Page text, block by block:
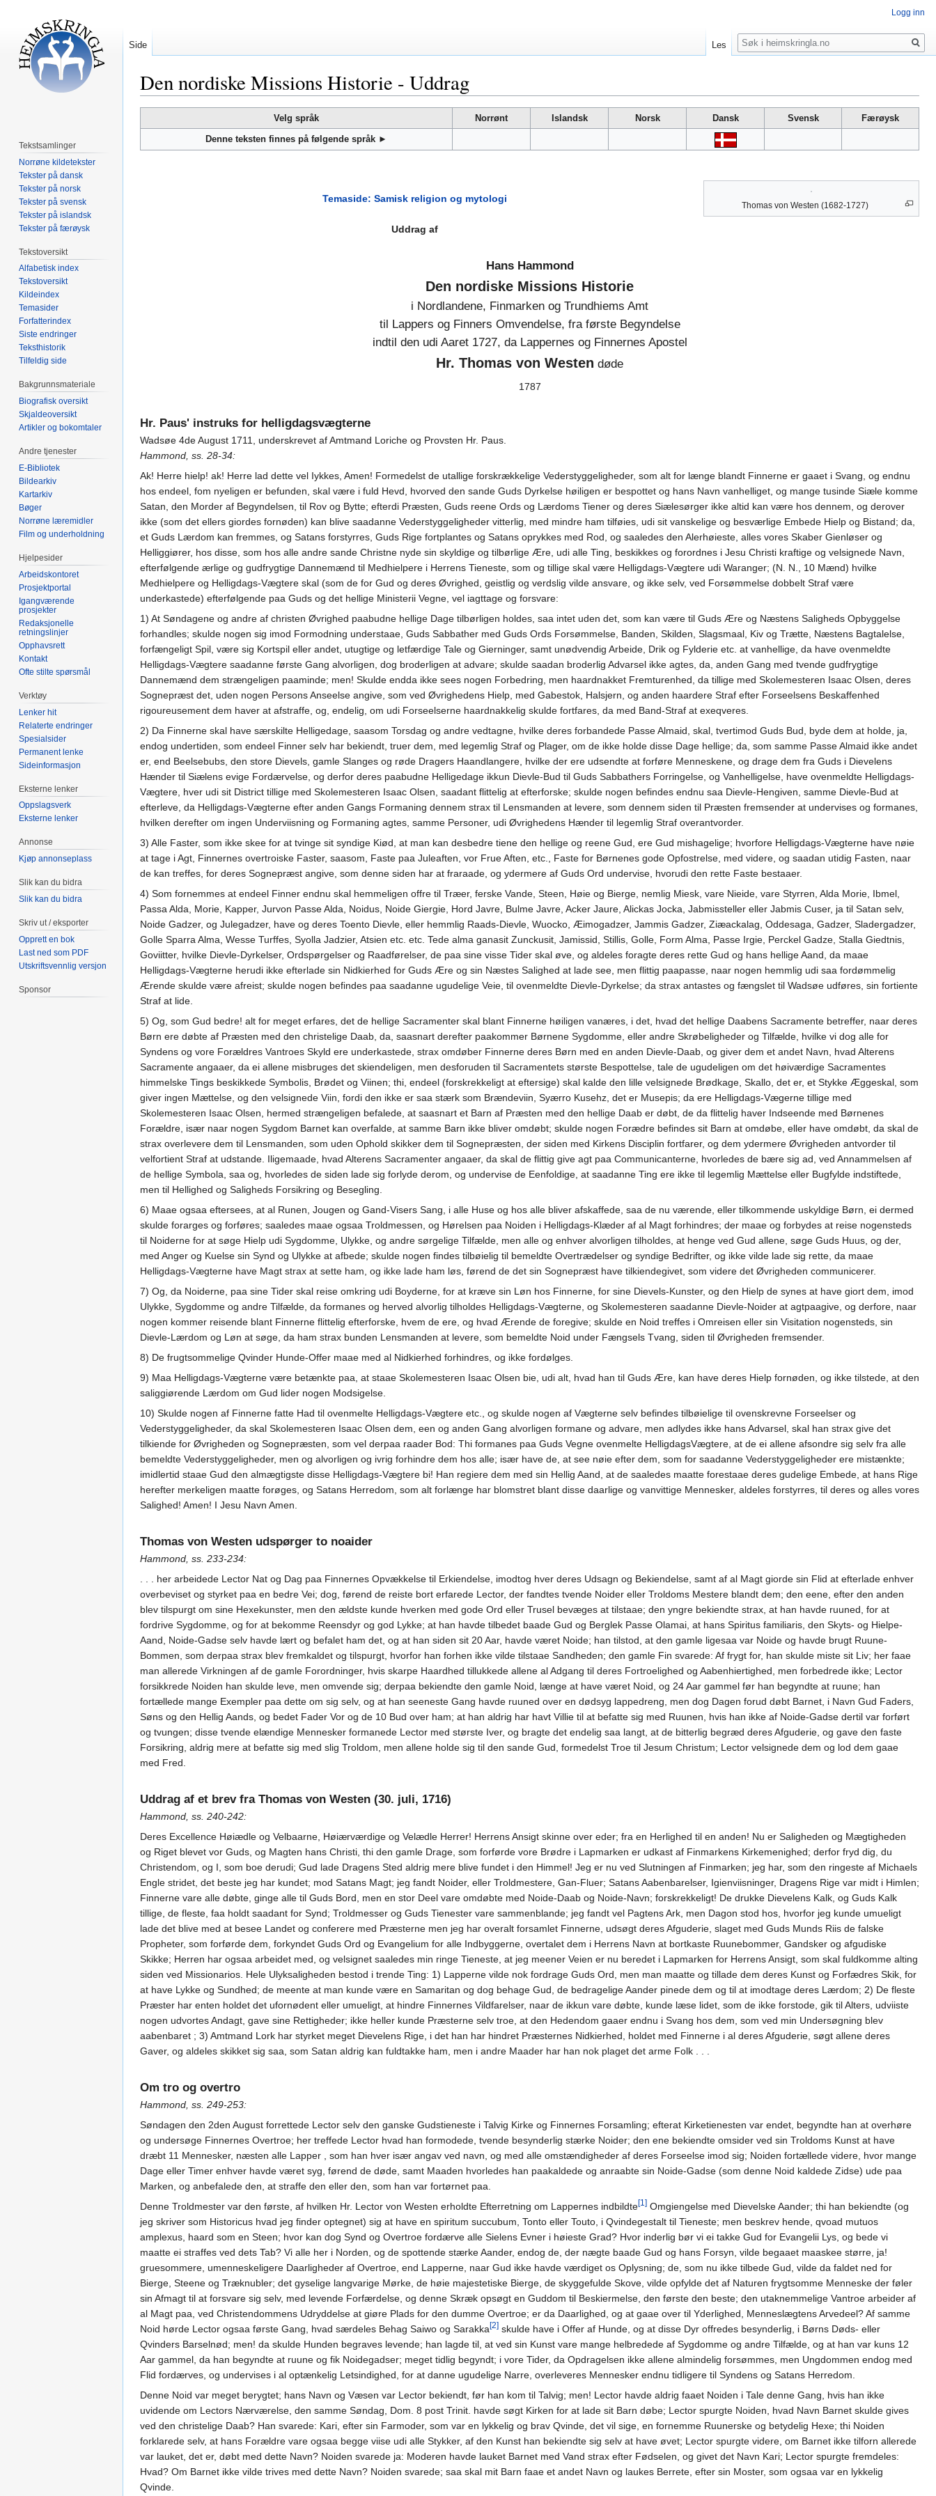
Den nordiske Missions Historie - Uddrag
til
til
Velg språk Norrønt Islandsk Norsk Dansk Svensk
Færøysk
Denne teksten finnes på følgende språk ►
Thomas von Westen (1682-1727)
Temaside: Samisk religion og mytologi
Uddrag af
Hans Hammond
Den nordiske Missions Historie
i Nordlandene, Finmarken og Trundhiems Amt
til Lappers og Finners Omvendelse, fra første Begyndelse
indtil den udi Aaret 1727, da Lappernes og Finnernes Apostel
Hr. Thomas von Westen døde
1787
Hr. Paus' instruks for helligdagsvægterne
Wadsøe 4de August 1711, underskrevet af Amtmand Loriche og Provsten Hr. Paus.
Hammond, ss. 28-34:
Ak! Herre hielp! ak! Herre lad dette vel Iykkes, Amen! Formedelst de utallige forskrækkelige Vederstyggeligheder, som alt for længe blandt Finnerne er gaaet i Svang, og endnu
hos endeel, fom nyeligen er befunden, skal være i fuld Hevd, hvorved den sande Guds Dyrkelse høiligen er bespottet og hans Navn vanhelliget, og mange tusinde Siæle komme
Satan, den Morder af Begyndelsen, til Rov og Bytte; efterdi Præsten, Guds reene Ords og Lærdoms Tiener og deres Siælesørger ikke altid kan være hos dennem, og derover
ikke (som det ellers giordes fornøden) kan blive saadanne Vederstyggeligheder vitterlig, med mindre ham tilføies, udi sit vanskelige og besværlige Embede Hielp og Bistand; da,
et Guds Lærdom kan fremmes, og Satans forstyrres, Guds Rige fortplantes og Satans oprykkes med Rod, og saaledes den Alerhøieste, alles vores Skaber Gienløser og
Helliggiører, hos disse, som hos alle andre sande Christne nyde sin skyldige og tilbørlige Ære, udi alle Ting, beskikkes og forordnes i Jesu Christi kraftige og velsignede Navn,
efterfølgende ærlige og gudfrygtige Dannemænd til Medhielpere i Herrens Tieneste, som og tillige skal være Helligdags-Vægtere udi Waranger; (N. N., 10 Mænd) hvilke
Medhielpere og Helligdags-Vægtere skal (som de for Gud og deres Øvrighed, geistlig og verdslig vilde ansvare, og ikke selv, ved Forsømmelse dobbelt Straf være
underkastede) efterfølgende paa Guds og det hellige Ministerii Vegne, vel iagttage og forsvare:
1) At Søndagene og andre af christen Øvrighed paabudne hellige Dage tilbørligen holdes, saa intet uden det, som kan være til Guds Ære og Næstens Saligheds Opbyggelse
forhandles; skulde nogen sig imod Formodning understaae, Guds Sabbather med Guds Ords Forsømmelse, Banden, Skilden, Slagsmaal, Kiv og Trætte, Næstens Bagtalelse,
forfængeligt Spil, være sig Kortspil eller andet, utugtige og letfærdige Tale og Gierninger, samt unødvendig Arbeide, Drik og Fylderie etc. at vanhellige, da have ovenmeldte
Helligdags-Vægtere saadanne første Gang alvorligen, dog broderligen at advare; skulde saadan broderlig Advarsel ikke agtes, da, anden Gang med tvende gudfrygtige
Dannemænd dem strængeligen paaminde; men! Skulde endda ikke sees nogen Forbedring, men haardnakket Fremturenhed, da tillige med Skolemesteren Isaac Olsen, deres
Sognepræst det, uden nogen Persons Anseelse angive, som ved Øvrighedens Hielp, med Gabestok, Halsjern, og anden haardere Straf efter Forseelsens Beskaffenhed
rigoureusement dem haver at afstraffe, og, endelig, om udi Forseelserne haardnakkelig skulde fortfares, da med Band-Straf at exeqveres.
2) Da Finnerne skal have særskilte Helligedage, saasom Torsdag og andre vedtagne, hvilke deres forbandede Passe Almaid, skal, tvertimod Guds Bud, byde dem at holde, ja,
endog undertiden, som endeel Finner selv har bekiendt, truer dem, med legemlig Straf og Plager, om de ikke holde disse Dage hellige; da, som samme Passe Almaid ikke andet
er, end Beelsebubs, den store Dievels, gamle Slanges og røde Dragers Haandlangere, hvilke der ere udsendte at forføre Menneskene, og drage dem fra Guds i Dievelens
Hænder til Siælens evige Fordærvelse, og derfor deres paabudne Helligedage ikkun Dievle-Bud til Guds Sabbathers Forringelse, og Vanhelligelse, have ovenmeldte Helligdags-
Vægtere, hver udi sit District tillige med Skolemesteren Isaac Olsen, saadant flittelig at efterforske; skulde nogen befindes endnu saa Dievle-Hengiven, samme Dievle-Bud at
efterleve, da Helligdags-Vægterne efter anden Gangs Formaning dennem strax til Lensmanden at levere, som dennem siden til Præsten fremsender at undervises og formanes,
hvilken derefter om ingen Underviisning og Formaning agtes, samme Personer, udi Øvrighedens Hænder til legemlig Straf overantvorder.
3) Alle Faster, som ikke skee for at tvinge sit syndige Kiød, at man kan desbedre tiene den hellige og reene Gud, ere Gud mishagelige; hvorfore Helligdags-Vægterne have nøie
at tage i Agt, Finnernes overtroiske Faster, saasom, Faste paa Juleaften, vor Frue Aften, etc., Faste for Børnenes gode Opfostrelse, med videre, og saadan utidig Fasten, naar
de kan treffes, for deres Sognepræst angive, som denne siden har at fraraade, og ydermere af Guds Ord undervise, hvorudi den rette Faste bestaaer.
4) Som fornemmes at endeel Finner endnu skal hemmeligen offre til Træer, ferske Vande, Steen, Høie og Bierge, nemlig Miesk, vare Nieide, vare Styrren, Alda Morie, Ibmel,
Passa Alda, Morie, Kapper, Jurvon Passe Alda, Noidus, Noide Giergie, Hord Javre, Bulme Javre, Acker Jaure, Alickas Jocka, Jabmissteller eller Jabmis Cuser, ja til Satan selv,
Noide Gadzer, og Julegadzer, have og deres Toento Dievle, eller hemmlig Raads-Dievle, Wuocko, Æimogadzer, Jammis Gadzer, Ziæackalag, Oddesaga, Gadzer, Sladergadzer,
Golle Sparra Alma, Wesse Turffes, Syolla Jadzier, Atsien etc. etc. Tede alma ganasit Zunckusit, Jamissid, Stillis, Golle, Form Alma, Passe Irgie, Perckel Gadze, Stalla Giedtnis,
Goviitter, hvilke Dievle-Dyrkelser, Ordspørgelser og Raadførelser, de paa sine visse Tider skal øve, og aldeles foragte deres rette Gud og hans hellige Aand, da maae
Helligdags-Vægterne herudi ikke efterlade sin Nidkierhed for Guds Ære og sin Næstes Salighed at lade see, men flittig paapasse, naar nogen hemmlig udi saa fordømmelig
Ærende skulde være afreist; skulde nogen befindes paa saadanne ugudelige Veie, til ovenmeldte Dievle-Dyrkelse; da strax antastes og fængslet til Wadsøe udføres, sin fortiente
Straf at lide.
5) Og, som Gud bedre! alt for meget erfares, det de hellige Sacramenter skal blant Finnerne høiligen vanæres, i det, hvad det hellige Daabens Sacramente betreffer, naar deres
Børn ere døbte af Præsten med den christelige Daab, da, saasnart derefter paakommer Børnene Sygdomme, eller andre Skrøbeligheder og Tilfælde, hvilke vi dog alle for
Syndens og vore Forældres Vantroes Skyld ere underkastede, strax omdøber Finnerne deres Børn med en anden Dievle-Daab, og giver dem et andet Navn, hvad Alterens
Sacramente angaaer, da ei allene misbruges det skiendeligen, men desforuden til Sacramentets største Bespottelse, tale de ugudeligen om det høiværdige Sacramentes
himmelske Tings beskikkede Symbolis, Brødet og Viinen; thi, endeel (forskrekkeligt at eftersige) skal kalde den lille velsignede Brødkage, Skallo, det er, et Stykke Æggeskal, som
giver ingen Mættelse, og den velsignede Viin, fordi den ikke er saa stærk som Brændeviin, Syærro Kusehz, det er Musepis; da ere Helligdags-Vægerne tillige med
Skolemesteren Isaac Olsen, hermed strængeligen befalede, at saasnart et Barn af Præsten med den hellige Daab er døbt, de da flittelig haver Indseende med Børnenes
Forældre, især naar nogen Sygdom Barnet kan overfalde, at samme Barn ikke bliver omdøbt; skulde nogen Forædre befindes sit Barn at omdøbe, eller have omdøbt, da skal de
strax overlevere dem til Lensmanden, som uden Ophold skikker dem til Sognepræsten, der siden med Kirkens Disciplin fortfarer, og dem ydermere Øvrigheden antvorder til
velfortient Straf at udstande. Iligemaade, hvad Alterens Sacramenter angaaer, da skal de flittig give agt paa Communicanterne, hvorledes de bære sig ad, ved Annammelsen af
de hellige Symbola, saa og, hvorledes de siden lade sig forlyde derom, og undervise de Eenfoldige, at saadanne Ting ere ikke til legemlig Mættelse eller Bugfylde indstiftede,
men til Hellighed og Saligheds Forsikring og Besegling.
6) Maae ogsaa eftersees, at al Runen, Jougen og Gand-Visers Sang, i alle Huse og hos alle bliver afskaffede, saa de nu værende, eller tilkommende uskyldige Børn, ei dermed
skulde forarges og forføres; saaledes maae ogsaa Troldmessen, og Hørelsen paa Noiden i Helligdags-Klæder af al Magt forhindres; der maae og forbydes at reise nogensteds
til Noiderne for at søge Hielp udi Sygdomme, Ulykke, og andre sørgelige Tilfælde, men alle og enhver alvorligen tilholdes, at henge ved Gud allene, søge Guds Huus, og der,
med Anger og Kuelse sin Synd og Ulykke at afbede; skulde nogen findes tilbøielig til bemeldte Overtrædelser og syndige Bedrifter, og ikke vilde lade sig rette, da maae
Helligdags-Vægterne have Magt strax at sette ham, og ikke lade ham løs, førend de det sin Sognepræst have tilkiendegivet, som videre det Øvrigheden communicerer.
7) Og, da Noiderne, paa sine Tider skal reise omkring udi Boyderne, for at kræve sin Løn hos Finnerne, for sine Dievels-Kunster, og den Hielp de synes at have giort dem, imod
Ulykke, Sygdomme og andre Tilfælde, da formanes og herved alvorlig tilholdes Helligdags-Vægterne, og Skolemesteren saadanne Dievle-Noider at agtpaagive, og derfore, naar
nogen kommer reisende blant Finnerne flittelig efterforske, hvem de ere, og hvad Ærende de foregive; skulde en Noid treffes i Omreisen eller sin Visitation nogensteds, sin
Dievle-Lærdom og Løn at søge, da ham strax bunden Lensmanden at levere, som bemeldte Noid under Fængsels Tvang, siden til Øvrigheden fremsender.
8) De frugtsommelige Qvinder Hunde-Offer maae med al Nidkierhed forhindres, og ikke fordølges.
9) Maa Helligdags-Vægterne være betænkte paa, at staae Skolemesteren Isaac Olsen bie, udi alt, hvad han til Guds Ære, kan have deres Hielp fornøden, og ikke tilstede, at den
saliggiørende Lærdom om Gud lider nogen Modsigelse.
10) Skulde nogen af Finnerne fatte Had til ovenmelte Helligdags-Vægtere etc., og skulde nogen af Vægterne selv befindes tilbøielige til ovenskrevne Forseelser og
Vederstyggeligheder, da skal Skolemesteren Isaac Olsen dem, een og anden Gang alvorligen formane og advare, men adlydes ikke hans Advarsel, skal han strax give det
tilkiende for Øvrigheden og Sognepræsten, som vel derpaa raader Bod: Thi formanes paa Guds Vegne ovenmelte HelligdagsVægtere, at de ei allene afsondre sig selv fra alle
bemeldte Vederstyggeligheder, men og alvorligen og ivrig forhindre dem hos alle; især have de, at see nøie efter dem, som for saadanne Vederstyggeligheder ere mistænkte;
imidlertid staae Gud den almægtigste disse Helligdags-Vægtere bi! Han regiere dem med sin Hellig Aand, at de saaledes maatte forestaae deres gudelige Embede, at hans Rige
herefter merkeligen maatte forøges, og Satans Herredom, som alt forlænge har blomstret blant disse daarlige og vanvittige Mennesker, aldeles forstyrres, til deres og alles vores
Salighed! Amen! I Jesu Navn Amen.
Thomas von Westen udspørger to noaider
Hammond, ss. 233-234:
. . . her arbeidede Lector Nat og Dag paa Finnernes Opvækkelse til Erkiendelse, imodtog hver deres Udsagn og Bekiendelse, samt af al Magt giorde sin Flid at efterlade enhver
overbeviset og styrket paa en bedre Vei; dog, førend de reiste bort erfarede Lector, der fandtes tvende Noider eller Troldoms Mestere blandt dem; den eene, efter den anden
blev tilspurgt om sine Hexekunster, men den ældste kunde hverken med gode Ord eller Trusel bevæges at tilstaae; den yngre bekiendte strax, at han havde ruuned, for at
fordrive Sygdomme, og for at bekomme Reensdyr og god Lykke; at han havde tilbedet baade Gud og Berglek Passe Olamai, at hans Spiritus familiaris, den Skyts- og Hielpe-
Aand, Noide-Gadse selv havde lært og befalet ham det, og at han siden sit 20 Aar, havde været Noide; han tilstod, at den gamle ligesaa var Noide og havde brugt Ruune-
Bommen, som derpaa strax blev fremkaldet og tilspurgt, hvorfor han forhen ikke vilde tilstaae Sandheden; den gamle Fin svarede: Af frygt for, han skulde miste sit Liv; her faae
man allerede Virkningen af de gamle Forordninger, hvis skarpe Haardhed tillukkede allene al Adgang til deres Fortroelighed og Aabenhiertighed, men forbedrede ikke; Lector
forsikkrede Noiden han skulde leve, men omvende sig; derpaa bekiendte den gamle Noid, længe at have været Noid, og 24 Aar gammel før han begyndte at ruune; han
fortællede mange Exempler paa dette om sig selv, og at han seeneste Gang havde ruuned over en dødsyg lappedreng, men dog Dagen forud døbt Barnet, i Navn Gud Faders,
Søns og den Hellig Aands, og bedet Fader Vor og de 10 Bud over ham; at han aldrig har havt Villie til at befatte sig med Ruunen, hvis han ikke af Noide-Gadse dertil var forført
og tvungen; disse tvende elændige Mennesker formanede Lector med største Iver, og bragte det endelig saa langt, at de bitterlig begræd deres Afguderie, og gave den faste
Forsikring, aldrig mere at befatte sig med slig Troldom, men allene holde sig til den sande Gud, formedelst Troe til Jesum Christum; Lector velsignede dem og lod dem gaae
med Fred.
Uddrag af et brev fra Thomas von Westen (30. juli, 1716)
Hammond, ss. 240-242:
Deres Excellence Høiædle og Velbaarne, Høiærværdige og Velædle Herrer! Herrens Ansigt skinne over eder; fra en Herlighed til en anden! Nu er Saligheden og Mægtigheden
og Riget blevet vor Guds, og Magten hans Christi, thi den gamle Drage, som forførde vore Brødre i Lapmarken er udkast af Finmarkens Kirkemenighed; derfor fryd dig, du
Christendom, og I, som boe derudi; Gud lade Dragens Sted aldrig mere blive fundet i den Himmel! Jeg er nu ved Slutningen af Finmarken; jeg har, som den ringeste af Michaels
Engle stridet, det beste jeg har kundet; mod Satans Magt; jeg fandt Noider, eller Troldmestere, Gan-Fluer; Satans Aabenbarelser, Igienviisninger, Dragens Rige var midt i Himlen;
Finnerne vare alle døbte, ginge alle til Guds Bord, men en stor Deel vare omdøbte med Noide-Daab og Noide-Navn; forskrekkeligt! De drukke Dievelens Kalk, og Guds Kalk
tillige, de fleste, faa holdt saadant for Synd; Troldmesser og Guds Tienester vare sammenblande; jeg fandt vel Pagtens Ark, men Dagon stod hos, hvorfor jeg kunde umueligt
lade det blive med at besee Landet og conferere med Præsterne men jeg har overalt forsamlet Finnerne, udsøgt deres Afguderie, slaget med Guds Munds Riis de falske
Propheter, som forførde dem, forkyndet Guds Ord og Evangelium for alle Indbyggerne, overtalet dem i Herrens Navn at bortkaste Ruunebommer, Gandsker og afgudiske
Skikke; Herren har ogsaa arbeidet med, og velsignet saaledes min ringe Tieneste, at jeg meener Veien er nu beredet i Lapmarken for Herrens Ansigt, som skal fuldkomme alting
siden ved Missionarios. Hele Ulyksaligheden bestod i trende Ting: 1) Lapperne vilde nok fordrage Guds Ord, men man maatte og tillade dem deres Kunst og Forfædres Skik, for
at have Lykke og Sundhed; de meente at man kunde være en Samaritan og dog behage Gud, de bedragelige Aander pinede dem og til at imodtage deres Lærdom; 2) De fleste
Præster har enten holdet det ufornødent eller umueligt, at hindre Finnernes Vildfarelser, naar de ikkun vare døbte, kunde læse lidet, som de ikke forstode, gik til Alters, udviiste
nogen udvortes Andagt, gave sine Rettigheder; ikke heller kunde Præsterne selv troe, at den Hedendom gaaer endnu i Svang hos dem, som ved min Undersøgning blev
aabenbaret ; 3) Amtmand Lork har styrket meget Dievelens Rige, i det han har hindret Præsternes Nidkierhed, holdet med Finnerne i al deres Afguderie, søgt allene deres
Gaver, og aldeles skikket sig saa, som Satan aldrig kan fuldtakke ham, men i andre Maader har han nok plaget det arme Folk . . .
Om tro og overtro
Hammond, ss. 249-253:
Søndagen den 2den August forrettede Lector selv den ganske Gudstieneste i Talvig Kirke og Finnernes Forsamling; efterat Kirketienesten var endet, begyndte han at overhøre
og undersøge Finnernes Overtroe; her treffede Lector hvad han formodede, tvende besynderlig stærke Noider; den ene bekiendte omsider ved sin Troldoms Kunst at have
dræbt 11 Mennesker, næsten alle Lapper , som han hver især angav ved navn, og med alle omstændigheder af deres Forseelse imod sig; Noiden fortællede videre, hvor mange
Dage eller Timer enhver havde været syg, førend de døde, samt Maaden hvorledes han paakaldede og anraabte sin Noide-Gadse (som denne Noid kaldede Zidse) ude paa
Marken, og anbefalede den, at straffe den eller den, som han var fortørnet paa.
Denne Troldmester var den første, af hvilken Hr. Lector von Westen erholdte Efterretning om Lappernes indbildte[1] Omgiengelse med Dievelske Aander; thi han bekiendte (og
jeg skriver som Historicus hvad jeg finder optegnet) sig at have en spiritum succubum, Tonto eller Touto, i Qvindegestalt til Tieneste; men beskrev hende, qvoad mutuos
amplexus, haard som en Steen; hvor kan dog Synd og Overtroe fordærve alle Sielens Evner i høieste Grad? Hvor inderlig bør vi ei takke Gud for Evangelii Lys, og bede vi
maatte ei straffes ved dets Tab? Vi alle her i Norden, og de spottende stærke Aander, endog de, der nægte baade Gud og hans Forsyn, vilde begaaet maaskee større, ja!
gruesommere, umenneskeligere Daarligheder af Overtroe, end Lapperne, naar Gud ikke havde værdiget os Oplysning; de, som nu ikke tilbede Gud, vilde da faldet ned for
Bierge, Steene og Træknubler; det gyselige langvarige Mørke, de høie majestetiske Bierge, de skyggefulde Skove, vilde opfylde det af Naturen frygtsomme Menneske der føler
sin Afmagt til at forsvare sig selv, med levende Forfærdelse, og denne Skræk opsøgt en Guddom til Beskiermelse, den første den beste; den utaknemmelige Vantroe arbeider af
al Magt paa, ved Christendommens Udryddelse at giøre Plads for den dumme Overtroe; er da Daarlighed, og at gaae over til Yderlighed, Menneslægtens Arvedeel? Af samme
Noid hørde Lector ogsaa første Gang, hvad særdeles Behag Saiwo og Sarakka[2] skulde have i Offer af Hunde, og at disse Dyr offredes besynderlig, i Børns Døds- eller
Qvinders Barselnød; men! da skulde Hunden begraves levende; han lagde til, at ved sin Kunst vare mange helbredede af Sygdomme og andre Tilfælde, og at han var kuns 12
Aar gammel, da han begyndte at ruune og fik Noidegadser; meget tidlig begyndt; i vore Tider, da Opdragelsen ikke allene almindelig forsømmes, men Ungdommen endog med
Flid fordærves, og undervises i al optænkelig Letsindighed, for at danne ugudelige Narre, overleveres Mennesker endnu tidligere til Syndens og Satans Herredom.
Denne Noid var meget berygtet; hans Navn og Væsen var Lector bekiendt, før han kom til Talvig; men! Lector havde aldrig faaet Noiden i Tale denne Gang, hvis han ikke
uvidende om Lectors Nærværelse, den samme Søndag, Dom. 8 post Trinit. havde søgt Kirken for at lade sit Barn døbe; Lector spurgte Noiden, hvad Navn Barnet skulde gives
ved den christelige Daab? Han svarede: Kari, efter sin Farmoder, som var en lykkelig og brav Qvinde, det vil sige, en fornemme Ruunerske og betydelig Hexe; thi Noiden
forklarede selv, at hans Forældre vare ogsaa begge viise udi alle Stykker, af den Kunst han bekiendte sig selv at have øvet; Lector spurgte videre, om Barnet ikke tilforn allerede
var lauket, det er, døbt med dette Navn? Noiden svarede ja: Moderen havde lauket Barnet med Vand strax efter Fødselen, og givet det Navn Kari; Lector spurgte fremdeles:
Hvad? Om Barnet ikke vilde trives med dette Navn? Noiden svarede; saa skal mit Barn faae et andet Navn og laukes Berrete, efter sin Moster, som ogsaa var en lykkelig
Qvinde.
Logg inn
Side Les
Søk
Tekstsamlinger
Norrøne kildetekster
Tekster på dansk
Tekster på norsk
Tekster på svensk
Tekster på islandsk
Tekster på færøysk
Tekstoversikt
Alfabetisk index
Tekstoversikt
Kildeindex
Temasider
Forfatterindex
Siste endringer
Teksthistorik
Tilfeldig side
Bakgrunnsmateriale
Biografisk oversikt
Skjaldeoversikt
Artikler og bokomtaler
Andre tjenester
E-Bibliotek
Bildearkiv
Kartarkiv
Bøger
Norrøne læremidler
Film og underholdning
Hjelpesider
Arbeidskontoret
Prosjektportal
Igangværende
prosjekter
Redaksjonelle
retningslinjer
Opphavsrett
Kontakt
Ofte stilte spørsmål
Verktøy
Lenker hit
Relaterte endringer
Spesialsider
Permanent lenke
Sideinformasjon
Eksterne lenker
Oppslagsverk
Eksterne lenker
Annonse
Kjøp annonseplass
Slik kan du bidra
Slik kan du bidra
Skriv ut / eksporter
Opprett en bok
Last ned som PDF
Utskriftsvennlig versjon
Sponsor